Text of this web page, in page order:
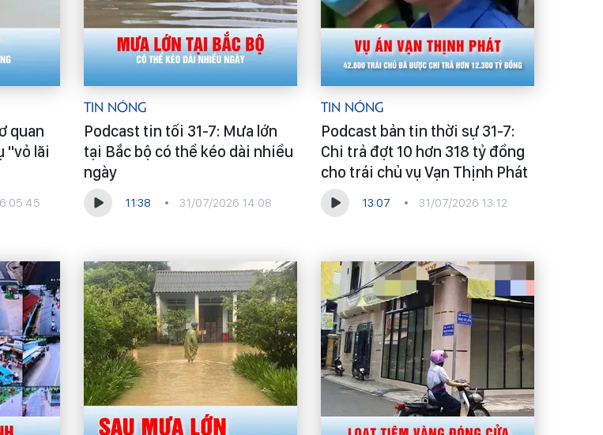
quan
"vỏ lãi
05:45
Tin Nóng
Podcast tin tối 31-7: Mưa lớn
tại Bắc bộ có thể kéo dài nhiều
ngày
11:38 31/07/2026 14:08
Tin Nóng
Podcast bản tin thời sự 31-7:
Chi trả đợt 10 hơn 318 tỷ đồng
cho trái chủ vụ Vạn Thịnh Phát
13:07 31/07/2026 13:12